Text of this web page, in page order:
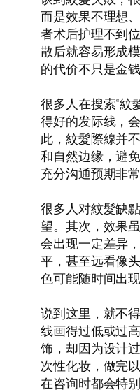
而是效果不理想
者术后护理不到
散后就容易形成
的代价不只是金
很多人在搜索“紋
得好的发际线，
此，紋髮際線并
和自然边缘，避
充分沟通预期非常
很多人对紋髮缺
望。其次，效果
会出现一定差异
平，甚至远看像
色可能随时间出
说到这里，就不
线画得过低或过
饰，却因为设计
次性化妆，做完
在咨询时都会特